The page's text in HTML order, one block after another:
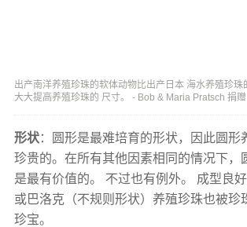
出产南洋养殖珍珠的软体动物比出产日本 海水养殖珍珠
大大提高养殖珍珠的 尺寸。 - Bob & Maria Pratsch 捐赠
形状：圆形是最难培育的形状，因此圆形
珍贵的。在所有其他因素相同的情况下，
是最有价值的。 不过也有例外。 成型良
或巴洛克（不规则形状）养殖珍珠也被珍
珍宝。